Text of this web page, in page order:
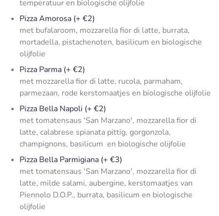
temperatuur en biologische olijfolie
Pizza Amorosa (+ €2)
met bufalaroom, mozzarella fior di latte, burrata,
mortadella, pistachenoten, basilicum en biologische
olijfolie
Pizza Parma (+ €2)
met mozzarella fior di latte, rucola, parmaham,
parmezaan, rode kerstomaatjes en biologische olijfolie
Pizza Bella Napoli (+ €2)
met tomatensaus 'San Marzano', mozzarella fior di
latte, calabrese spianata pittig, gorgonzola,
champignons, basilicum en biologische olijfolie
Pizza Bella Parmigiana (+ €3)
met tomatensaus 'San Marzano', mozzarella fior di
latte, milde salami, aubergine, kerstomaatjes van
Piennolo D.O.P., burrata, basilicum en biologische
olijfolie